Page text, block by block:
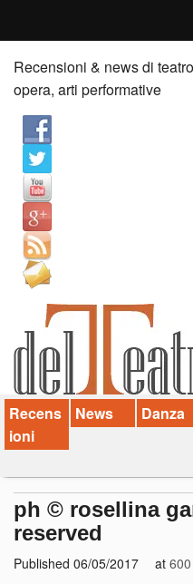
Home
Recensioni
Anticipazioni
News
Palazzi consiglia
Video
Chi siamo
Contatti
dT in English
Recensioni & news di
opera, arti performative
Recens
ioni
News Danza
ph © rosellina
reserved
Published 06/05/2017 at